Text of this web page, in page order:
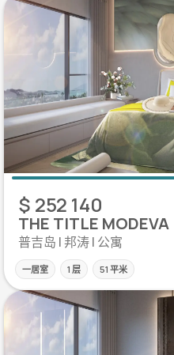
$ 252 140
THE TITLE MODEVA
普吉岛 | 邦涛 | 公寓
一居室 1 层 51 平米